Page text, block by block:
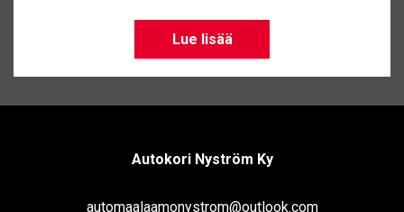
Lue lisää
Autokori Nyström Ky
automaalaamonystrom@outlook.com